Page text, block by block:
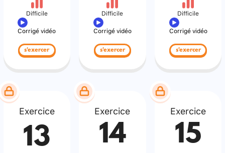
Difficile
Corrigé vidéo
s'exercer
Difficile
Corrigé vidéo
s'exercer
Difficile
Corrigé vidéo
s'exercer
Exercice
13
Exercice
14
Exercice
15